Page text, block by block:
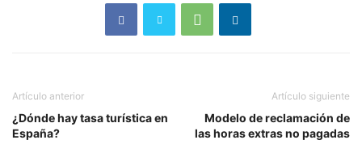
Artículo anterior
¿Dónde hay tasa turística en
España?
Artículo siguiente
Modelo de reclamación de
las horas extras no pagadas